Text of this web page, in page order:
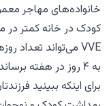
خانواده‌های مهاجر
کودک در خانه کمتر
به ۴ روز در هفته برساند، آن هم اغلب با هزینه‌ای بسیار کم